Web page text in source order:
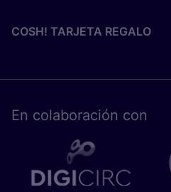
COSH! TARJETA REGALO
En cola­bo­ra­ción con